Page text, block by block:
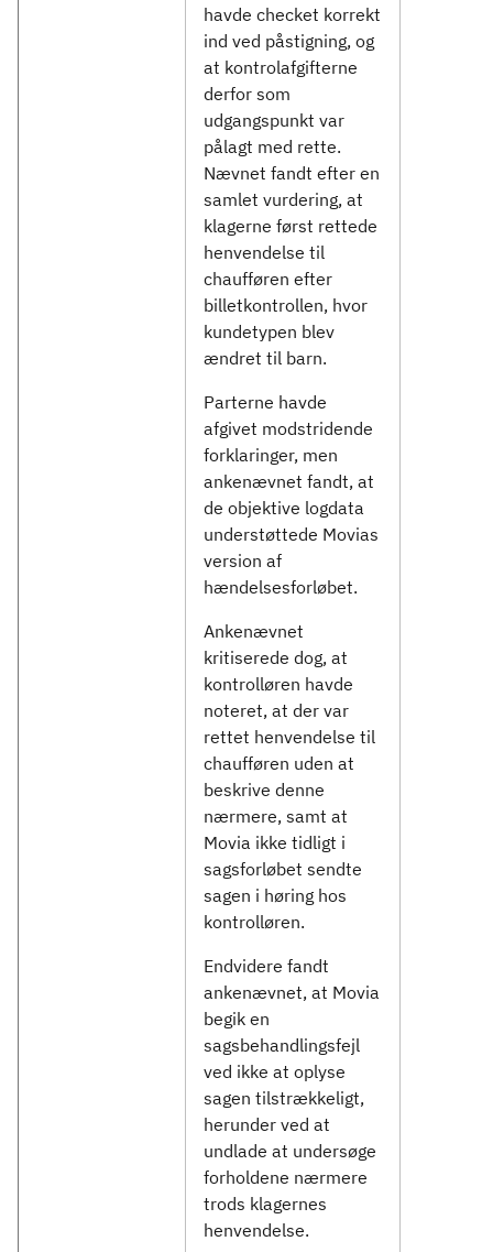
havde checket korrekt
ind ved påstigning, og
at kontrolafgifterne
derfor som
udgangspunkt var
pålagt med rette.
Nævnet fandt efter en
samlet vurdering, at
klagerne først rettede
henvendelse til
chaufføren efter
billetkontrollen, hvor
kundetypen blev
ændret til barn.
Parterne havde
afgivet modstridende
forklaringer, men
ankenævnet fandt, at
de objektive logdata
understøttede Movias
version af
hændelsesforløbet.
Ankenævnet
kritiserede dog, at
kontrolløren havde
noteret, at der var
rettet henvendelse til
chaufføren uden at
beskrive denne
nærmere, samt at
Movia ikke tidligt i
sagsforløbet sendte
sagen i høring hos
kontrolløren.
Endvidere fandt
ankenævnet, at Movia
begik en
sagsbehandlingsfejl
ved ikke at oplyse
sagen tilstrækkeligt,
herunder ved at
undlade at undersøge
forholdene nærmere
trods klagernes
henvendelse.